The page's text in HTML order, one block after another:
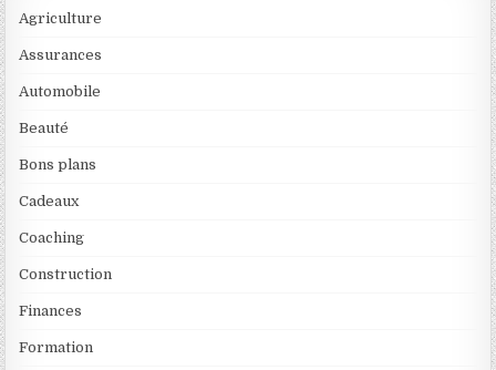
Agriculture
Assurances
Automobile
Beauté
Bons plans
Cadeaux
Coaching
Construction
Finances
Formation